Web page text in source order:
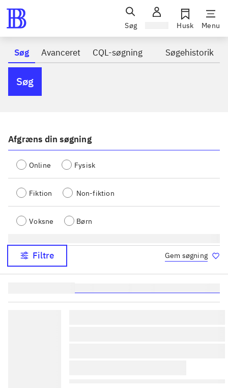
Søg Husk Menu
Søg Avanceret CQL-søgning Søgehistorik
Søg
Afgræns din søgning
Online Fysisk
Fiktion Non-fiktion
Voksne Børn
Filtre Gem søgning